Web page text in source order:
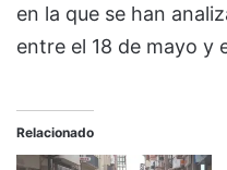
en la que se han
entre el 18 de mayo y
Relacionado